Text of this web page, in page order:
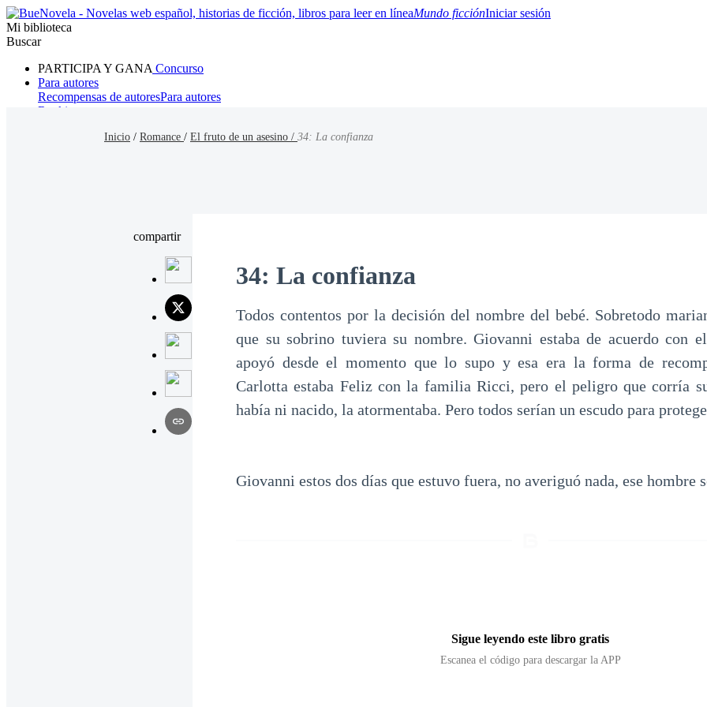
Mundo ficciónIniciar sesión
Mi biblioteca
Buscar
PARTICIPA Y GANA Concurso
Para autores
Recompensas de autoresPara autores
Ranking
Inicio / Romance / El fruto de un asesino / 34: La confianza
compartir
34: La confianza
Todos contentos por la decisión del nombre del bebé. Sobretodo
que su sobrino tuviera su nombre. Giovanni estaba de acuerdo con
apoyó desde el momento que lo supo y esa era la forma de
Carlotta estaba Feliz con la familia Ricci, pero el peligro que corría
había ni nacido, la atormentaba. Pero todos serían un escudo para
Giovanni estos dos días que estuvo fuera, no averiguó nada, ese hombre
Sigue leyendo este libro gratis
Escanea el código para descargar la APP